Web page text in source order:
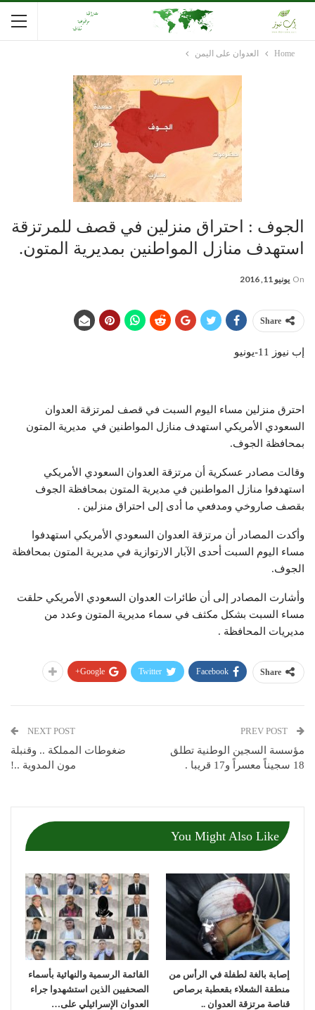
Home العدوان على اليمن
الجوف : احتراق منزلين في قصف للمرتزقة
استهدف منازل المواطنين بمديرية المتون.
On يونيو 11, 2016
Share
إب نيوز 11-يونيو
احترق منزلين مساء اليوم السبت في قصف لمرتزقة العدوان
السعودي الأمريكي استهدف منازل المواطنين في مديرية المتون
بمحافظة الجوف.
وقالت مصادر عسكرية أن مرتزقة العدوان السعودي الأمريكي
استهدفوا منازل المواطنين في مديرية المتون بمحافظة الجوف
بقصف صاروخي ومدفعي ما أدى إلى احتراق منزلين .
وأكدت المصادر أن مرتزقة العدوان السعودي الأمريكي استهدفوا
مساء اليوم السبت أحدى الآبار الارتوازية في مديرية المتون بمحافظة
الجوف.
وأشارت المصادر إلى أن طائرات العدوان السعودي الأمريكي حلقت
مساء السبت بشكل مكثف في سماء مديرية المتون وعدد من
مديريات المحافظة .
Share
Facebook
Twitter
Google+
مؤسسة السجين الوطنية تطلق
18 سجيناً معسراً و17 قريبا .
NEXT POST
ضغوطات المملكة .. وقنبلة
مون المدوية ..!
You Might Also Like
إصابة بالغة لطفلة في الرأس من
منطقة الشعلاء بقعطبة برصاص
قناصة مرتزقة العدوان ..
القائمة الرسمية والنهائية بأسماء
الصحفيين الذين استشهدوا جراء
العدوان الإسرائيلي على…